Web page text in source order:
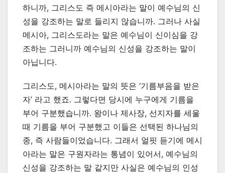
하니까, 그리스도 즉 메시아라는 말이 예수님의 신
성을 강조하는 말로 들리지 않습니까. 그러나 사실
메시아, 그리스도라는 말은 예수님이 신이심을 강
조하는 그러니까 예수님의 신성을 강조하는 말이
아닙니다.
그리스도, 메시아라는 말의 뜻은 ‘기름부음을 받은
자’ 라고 했죠. 그렇다면 당시에 누구에게 기름을
부어 구분했습니까. 왕이나 제사장, 선지자를 세울
때 기름을 부어 구분했고 이들은 선택된 하나님의
종, 즉 사람들이었습니다. 그래서 얼핏 듣기에 메시
아라는 말은 구원자라는 통념이 있어서, 예수님의
신성을 강조하는 말 같지만 사실은 예수님의 인성